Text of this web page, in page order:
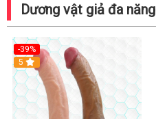
Dương vật giả đa năng
-39%
Hot
5